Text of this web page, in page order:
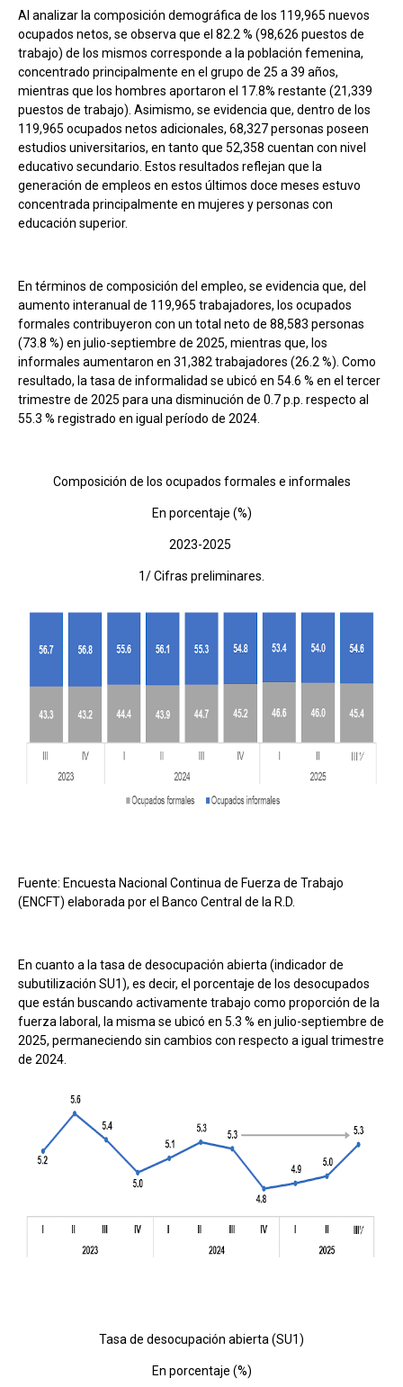
Al analizar la composición demográfica de los 119,965 nuevos
ocupados netos, se observa que el 82.2 % (98,626 puestos de
trabajo) de los mismos corresponde a la población femenina,
concentrado principalmente en el grupo de 25 a 39 años,
mientras que los hombres aportaron el 17.8% restante (21,339
puestos de trabajo). Asimismo, se evidencia que, dentro de los
119,965 ocupados netos adicionales, 68,327 personas poseen
estudios universitarios, en tanto que 52,358 cuentan con nivel
educativo secundario. Estos resultados reflejan que la
generación de empleos en estos últimos doce meses estuvo
concentrada principalmente en mujeres y personas con
educación superior.
En términos de composición del empleo, se evidencia que, del
aumento interanual de 119,965 trabajadores, los ocupados
formales contribuyeron con un total neto de 88,583 personas
(73.8 %) en julio-septiembre de 2025, mientras que, los
informales aumentaron en 31,382 trabajadores (26.2 %). Como
resultado, la tasa de informalidad se ubicó en 54.6 % en el tercer
trimestre de 2025 para una disminución de 0.7 p.p. respecto al
55.3 % registrado en igual período de 2024.
Composición de los ocupados formales e informales
En porcentaje (%)
2023-2025
1/ Cifras preliminares.
Fuente: Encuesta Nacional Continua de Fuerza de Trabajo
(ENCFT) elaborada por el Banco Central de la R.D.
En cuanto a la tasa de desocupación abierta (indicador de
subutilización SU1), es decir, el porcentaje de los desocupados
que están buscando activamente trabajo como proporción de la
fuerza laboral, la misma se ubicó en 5.3 % en julio-septiembre de
2025, permaneciendo sin cambios con respecto a igual trimestre
de 2024.
Tasa de desocupación abierta (SU1)
En porcentaje (%)